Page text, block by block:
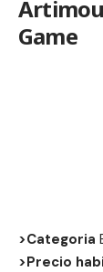
Game
>Categoria
>Precio